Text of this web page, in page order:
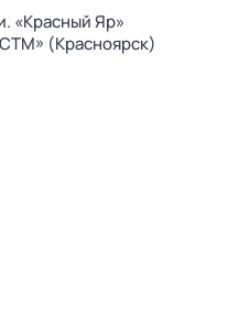
«Красный Яр»
(Красноярск)